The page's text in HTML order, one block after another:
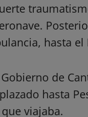
hasta
de
hasta
viajaba.